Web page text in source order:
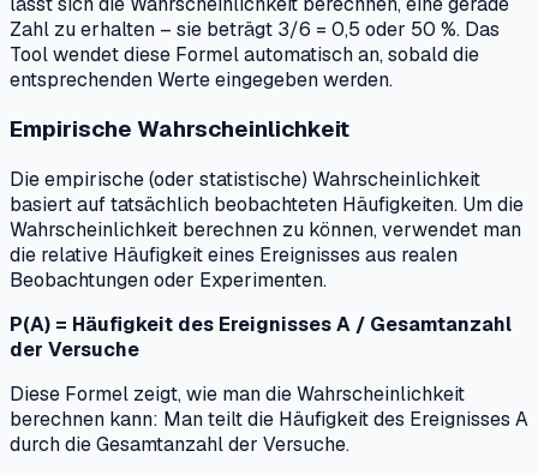
Zahl zu erhalten – sie beträgt 3/6 = 0,5 oder 50 %. Das
Tool wendet diese Formel automatisch an, sobald die
entsprechenden Werte eingegeben werden.
Empirische Wahrscheinlichkeit
Die empirische (oder statistische) Wahrscheinlichkeit
basiert auf tatsächlich beobachteten Häufigkeiten. Um die
Wahrscheinlichkeit berechnen zu können, verwendet man
die relative Häufigkeit eines Ereignisses aus realen
Beobachtungen oder Experimenten.
P(A) = Häufigkeit des Ereignisses A / Gesamtanzahl
der Versuche
Diese Formel zeigt, wie man die Wahrscheinlichkeit
berechnen kann: Man teilt die Häufigkeit des Ereignisses A
durch die Gesamtanzahl der Versuche.